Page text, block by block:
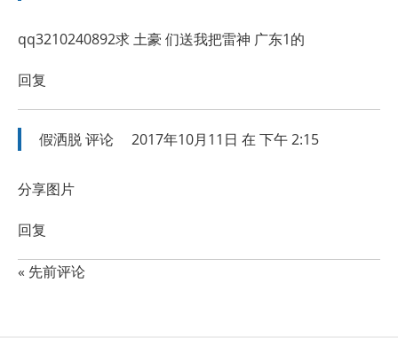
qq3210240892求 土豪 们送我把雷神 广东1的
回复
假洒脱评论 2017年10月11日 在 下午 2:15
分享图片
回复
« 先前评论